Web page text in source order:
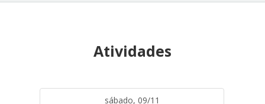
Atividades
sábado, 09/11